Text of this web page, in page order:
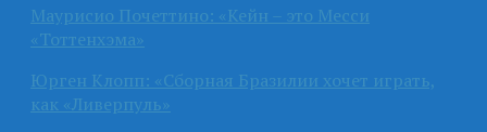
Маурисио Почеттино: «Кейн – это Месси
«Тоттенхэма»
Юрген Клопп: «Сборная Бразилии хочет играть,
как «Ливерпуль»